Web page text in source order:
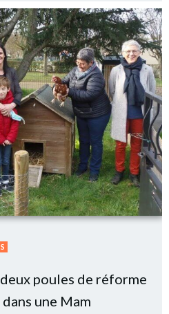
poules de réforme
une Mam